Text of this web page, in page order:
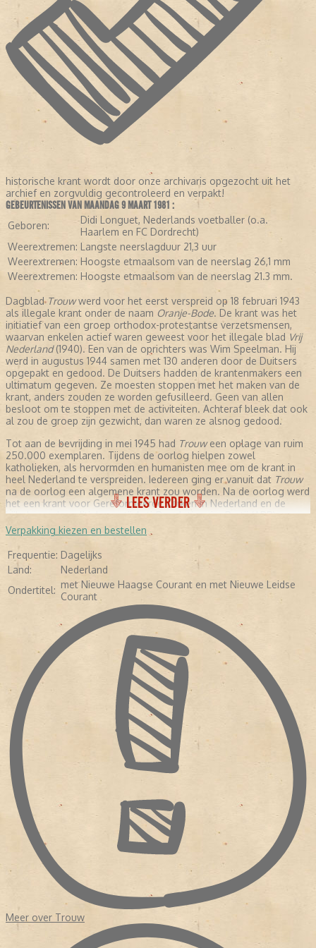
historische krant wordt door onze archivaris opgezocht uit het
archief en zorgvuldig gecontroleerd en verpakt!
GEBEURTENISSEN VAN MAANDAG 9 MAART 1981 :
Geboren:
Didi Longuet, Nederlands voetballer (o.a.
Haarlem en FC Dordrecht)
Weerextremen: Langste neerslagduur 21,3 uur
Weerextremen: Hoogste etmaalsom van de neerslag 26,1 mm
Weerextremen: Hoogste etmaalsom van de neerslag 21.3 mm.
DagbladTrouwwerd voor het eerst verspreid op 18 februari 1943
als illegale krant onder de naam Oranje-Bode. De krant was het
initiatief van een groep orthodox-protestantse verzetsmensen,
waarvan enkelen actief waren geweest voor het illegale blad Vrij
Nederland(1940). Een van de oprichters was Wim Speelman. Hij
werd in augustus 1944 samen met 130 anderen door de Duitsers
opgepakt en gedood. De Duitsers hadden de krantenmakers een
ultimatum gegeven. Ze moesten stoppen met het maken van de
krant, anders zouden ze worden gefusilleerd. Geen van allen
besloot om te stoppen met de activiteiten. Achteraf bleek dat ook
al zou de groep zijn gezwicht, dan waren ze alsnog gedood.
Tot aan de bevrijding in mei 1945 had Trouween oplage van ruim
250.000 exemplaren. Tijdens de oorlog hielpen zowel
katholieken, als hervormden en humanisten mee om de krant in
heel Nederland te verspreiden. Iedereen ging er vanuit dat Trouw
na de oorlog een algemene krant zou worden. Na de oorlog werd
het een krant voor Gereformeerde Kerken in Nederland en de
bijbehorende politieke partij Anti-Revolutionaire Partij (ARP).
NA DE OORLOG
Sieuwert Bruins Slot was na de bevrijding de hoofdredacteur
vanTrouw
. Daarnaast was hij voor de ARP fractielid in de Tweede
Kamer. Zijn achtergrond kwam sterk naar voren in de
hoofdredactionele commentaren, zoals de dekolonisatie van
Indonesië, christenen die overliepen naar de Partij van de Arbeid.
Dit duurde tot 1963. Uit het niets maakte Slot een ommezwaai in
de wijze waarop hij commentaar gaf. Alle vormen van religie
werden als een belangrijk onderdeel van de samenleving
beschouwd. Stichting De Christelijke Pers, die over de identiteit
van de krant waakte, zag geen kwaad in de veranderingen. Totdat
de krant in financieel zwaar weer kwam.
Sinds de oprichting was Trouwnog nooit geleid door een redactie
van journalisten. Zelfs na de fusie in 1971 met de Kwartetbladen,
vier protestants-christelijke dagbladen uit Zuid-Holland die
eveneens geldproblemen hadden, was er nog geen redactionele
eenheid. Hoewel het erop leek dat het bestaansrecht van de krant
kwam verbeterde, haakten veel lezers af. Waarom? Enerzijds
had
de orthodoxe oorsprong opzij gezet en anderzijds was
de krant nog steeds een onderdeel van de verzuiling.
In 1975 volgde opnieuw een fusie vanwege geldgebrek.
Perscombinatie nam
Trouwover. Dit keer kwam de redactie in
handen van echte krantenuitgevers terecht. Er was budget voor
make over en er werden eisen gesteld aan de hoofdredactie.
NIEUW KOERS
Het duurde tot 1998 dat het dagblad een hoofdredacteur kreeg
met een journalistieke achtergrond, Frits van Exter. Onder zijn
leiding werd de krant opgedeeld in 'een nieuwskatern' en een
LEES VERDER
Verpakking kiezen en bestellen
Frequentie: Dagelijks
Land:
Nederland
Ondertitel: met Nieuwe Haagse Courant en met Nieuwe Leidse
Courant
Meer over Trouw